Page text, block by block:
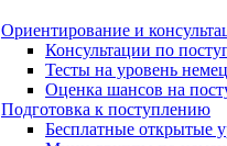
Ориентирование и
Консультации по
Тесты на уровень
Оценка шансов на
Подготовка к поступлению
Бесплатные открытые